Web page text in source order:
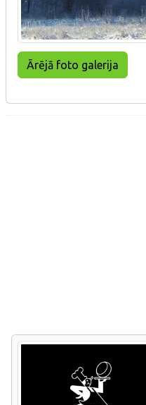
Ārējā foto galerija